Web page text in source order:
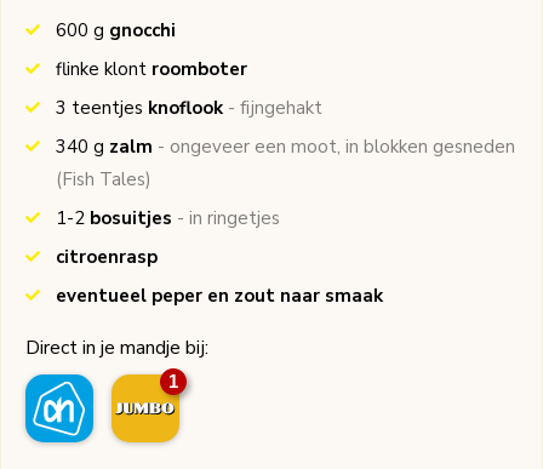
600 g gnocchi
flinke klont roomboter
3 teentjes knoflook - fijngehakt
340 g zalm - ongeveer een moot, in blokken gesneden
(Fish Tales)
1-2 bosuitjes - in ringetjes
citroenrasp
eventueel peper en zout naar smaak
Direct in je mandje bij:
1